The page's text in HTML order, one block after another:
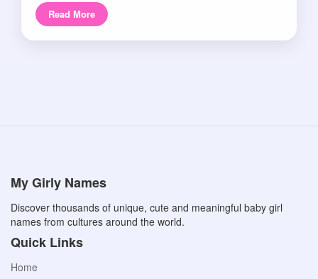
Read More
My Girly Names
Discover thousands of unique, cute and meaningful baby girl
names from cultures around the world.
Quick Links
Home